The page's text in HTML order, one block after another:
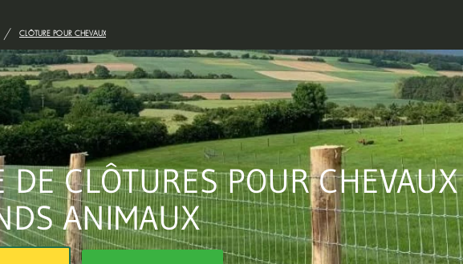
/ CLÔTURE POUR CHEVAUX
DE CLÔTURES POUR
ANIMAUX